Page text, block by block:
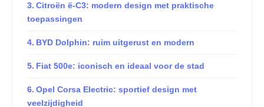
Citroën ë-C3: modern design met praktische
toepassingen
BYD Dolphin: ruim uitgerust en modern
Fiat 500e: iconisch en ideaal voor de stad
Opel Corsa Electric: sportief design met
veelzijdigheid